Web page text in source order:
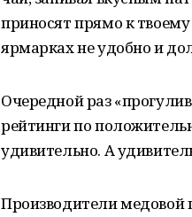
приносят прямо к
ярмарках не удобно и
Очередной раз
рейтинги по
удивительно. А
Производители